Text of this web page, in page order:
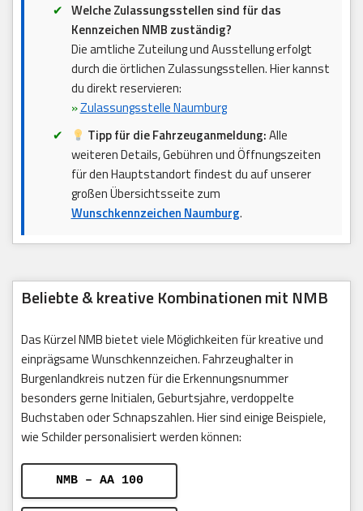
Welche Zulassungsstellen sind für das
Kennzeichen NMB zuständig?
Die amtliche Zuteilung und Ausstellung erfolgt
durch die örtlichen Zulassungsstellen. Hier kannst
du direkt reservieren:
»Zulassungsstelle Naumburg
Tipp für die Fahrzeuganmeldung:Alle
weiteren Details, Gebühren und Öffnungszeiten
für den Hauptstandort findest du auf unserer
großen Übersichtsseite zum
Wunschkennzeichen Naumburg.
Beliebte & kreative Kombinationen mit NMB
Das Kürzel NMB bietet viele Möglichkeiten für kreative und
einprägsame Wunschkennzeichen. Fahrzeughalter in
Burgenlandkreis nutzen für die Erkennungsnummer
besonders gerne Initialen, Geburtsjahre, verdoppelte
Buchstaben oder Schnapszahlen. Hier sind einige Beispiele,
wie Schilder personalisiert werden können:
NMB – AA 100